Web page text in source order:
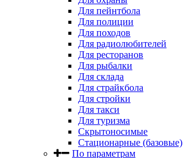
Для пейнтбола
Для полиции
Для походов
Для радиолюбителей
Для ресторанов
Для рыбалки
Для склада
Для страйкбола
Для стройки
Для такси
Для туризма
Скрытоносимые
Стационарные (базовые)
По параметрам